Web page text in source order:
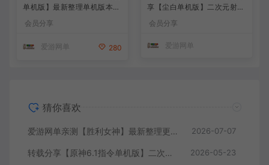
单机版】最新整理单机版本
带GM命令后台 武侠怀旧网游
免虚拟机一键端 配套视频教
会员分享
爱游网单 280
享【尘白单机版】二次元射击
类网游单机版一键端
会员分享
爱游网单
猜你喜欢
爱游网单亲测【胜利女神】最新整理更新第7版148.10.5NIKKE胜利女神妮姬单机版方舟活动148版本官服GM可无限抽卡全剧情免虚拟机一键端视频安装教学 2026-07-07
转载分享【原神6.1指令单机版】二次元网游单机版 指令模拟端 登录 战斗 地图 魔物 背包 抽卡 商店 MOD 未亲测图文教学 2026-05-23